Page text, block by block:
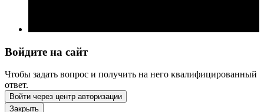
Войдите на сайт
Чтобы задать вопрос и получить на него квалифицированный
ответ.
Войти через центр авторизации
Закрыть